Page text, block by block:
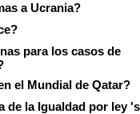
a Ucrania?
para los casos de
el Mundial de Qatar?
de la Igualdad por ley